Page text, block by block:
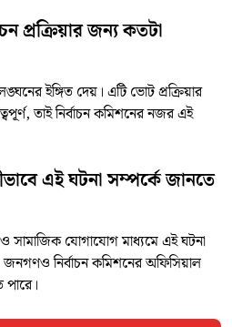
প্রক্রিয়ার জন্য কতটা
ইঙ্গিত দেয়। এটি ভোট প্রক্রিয়ার
তাই নির্বাচন কমিশনের নজর এই
এই ঘটনা সম্পর্কে জানতে
ও সামাজিক যোগাযোগ মাধ্যমে এই ঘটনা
জনগণও নির্বাচন কমিশনের অফিসিয়াল